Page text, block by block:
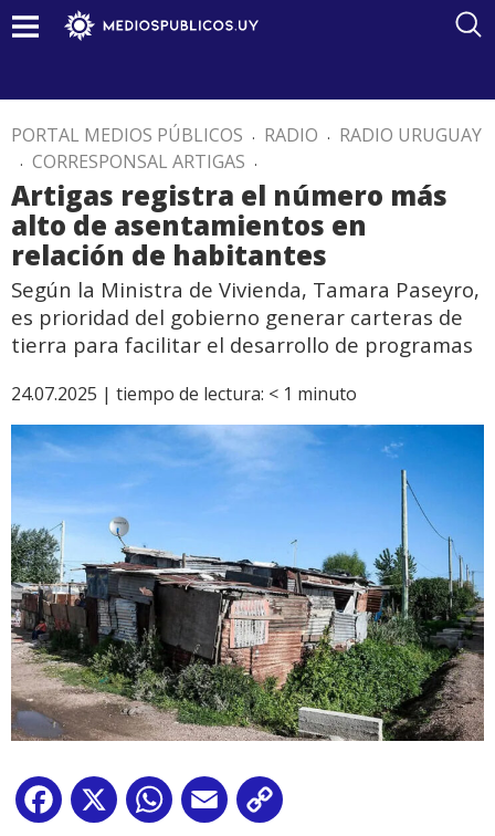
PORTAL MEDIOS PÚBLICOS . RADIO . RADIO URUGUAY
. CORRESPONSAL ARTIGAS .
Artigas registra el número más
alto de asentamientos en
relación de habitantes
Según la Ministra de Vivienda, Tamara Paseyro,
es prioridad del gobierno generar carteras de
tierra para facilitar el desarrollo de programas
24.07.2025 | tiempo de lectura: < 1 minuto
Facebook
X WhatsApp
Email